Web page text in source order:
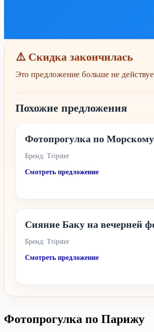
⚠️ Скидка закончилась
Это предложение больше не
Похожие предложения
Фотопрогулка по Морскому
Бренд: Tripster
Смотреть предложение
Сияние Баку на вечерней
Бренд: Tripster
Смотреть предложение
Фотопрогулка по Парижу